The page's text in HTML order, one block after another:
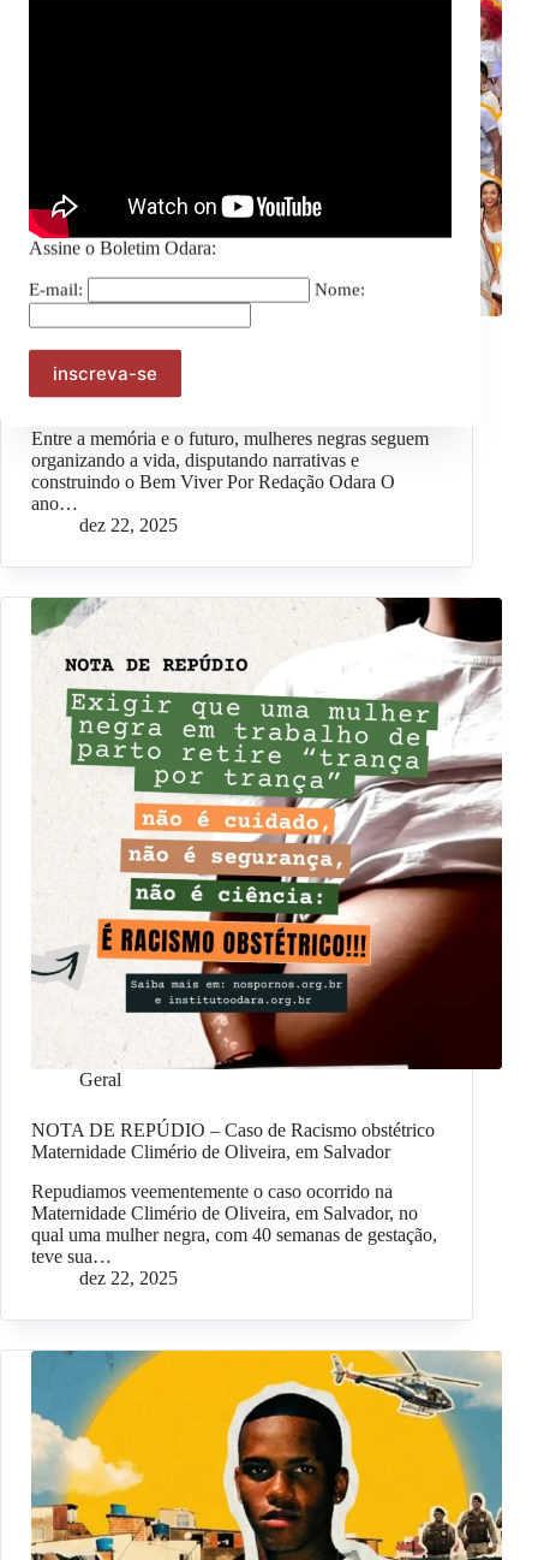
Assine o Boletim Odara:
E-mail: Nome:
Geral
#OpiniãoOdara – Esperançar para transformar:
Mulheres negras, Reparação e Bem Viver
Entre a memória e o futuro, mulheres negras seguem
organizando a vida, disputando narrativas e
construindo o Bem Viver Por Redação Odara O
ano…
dez 22, 2025
Geral
NOTA DE REPÚDIO – Caso de Racismo obstétrico
Maternidade Climério de Oliveira, em Salvador
Repudiamos veementemente o caso ocorrido na
Maternidade Climério de Oliveira, em Salvador, no
qual uma mulher negra, com 40 semanas de gestação,
teve sua…
dez 22, 2025